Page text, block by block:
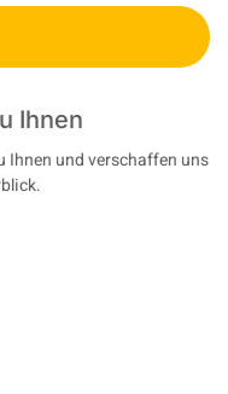
Ihnen
Ihnen und verschaffen uns